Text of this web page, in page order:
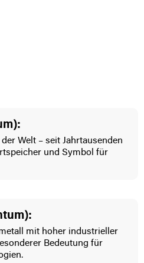
Welt – seit Jahrtausenden
und Symbol für
mit hoher industrieller
Bedeutung für